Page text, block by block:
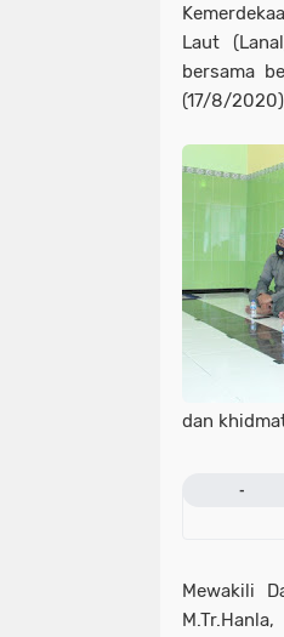
Laut
bersama
(17/8/
dan
-
Mewakili